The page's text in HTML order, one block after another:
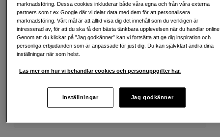
Antal
Lägg i kundvagn
Delbetala från 116 SEK/mån via
Startavgift 579 SEK, aviavgift 45 SEK/mån tillkommer
Att låna kostar pengar! Om du inte kan betala tillbaka skulden i tid
riskerar du en betalningsanmärkning. Det kan leda till svårigheter att få hyra
marknadsföring. Dessa cookies inkluderar både våra egna och från våra externa
partners som t.ex Google där vi delar data med dem för att personalisera
marknadsföring. Vårt mål är att alltid visa dig det innehåll som du verkligen är
intresserad av, för att du ska få den bästa tänkbara upplevelsen när du handlar
Genom att du klickar på ”Jag godkänner” kan vi fortsätta att ge dig inspiration och
personliga erbjudanden som är anpassade för just dig. Du kan självklart ändra dina
inställningar när som helst.
Läs mer om hur vi behandlar cookies och personuppgifter här.
Inställningar Jag godkänner